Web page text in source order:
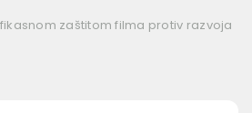
zaštitom filma protiv razvoja